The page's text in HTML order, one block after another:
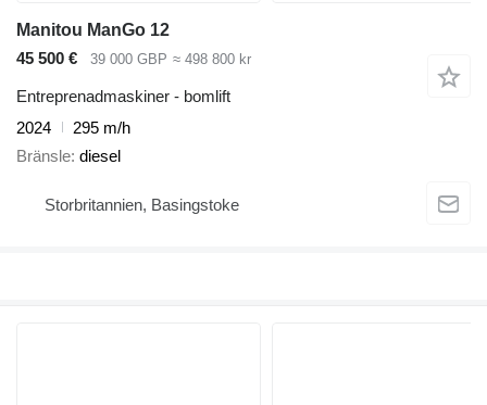
Manitou ManGo 12
45 500 €
39 000 GBP ≈ 498 800 kr
Entreprenadmaskiner - bomlift
2024
295 m/h
Bränsle diesel
Storbritannien, Basingstoke